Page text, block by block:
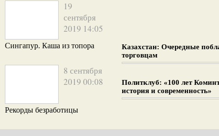
19
сентября
2019 14:05
Сингапур. Каша из топора
8 сентября
2019 00:08
Рекорды безработицы
Казахстан: Очередные
торговцам
Политклуб: «100 лет
история и современность»